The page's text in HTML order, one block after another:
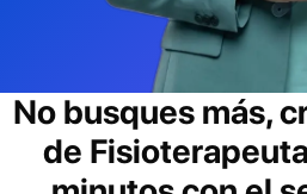
No busques más,
de Fisioterapeuta